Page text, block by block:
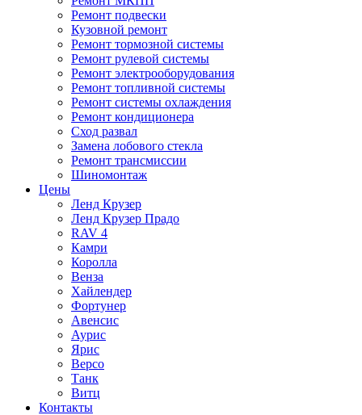
Ремонт подвески
Кузовной ремонт
Ремонт тормозной системы
Ремонт рулевой системы
Ремонт электрооборудования
Ремонт топливной системы
Ремонт системы охлаждения
Ремонт кондиционера
Сход развал
Замена лобового стекла
Ремонт трансмиссии
Шиномонтаж
Цены
Ленд Крузер
Ленд Крузер Прадо
RAV 4
Камри
Королла
Венза
Хайлендер
Фортунер
Авенсис
Аурис
Ярис
Версо
Танк
Витц
Контакты